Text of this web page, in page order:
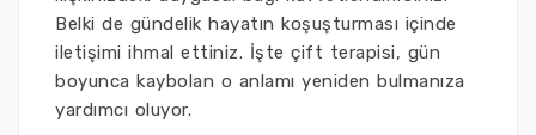
Belki de gündelik hayatın koşuşturması içinde
iletişimi ihmal ettiniz. İşte çift terapisi, gün
boyunca kaybolan o anlamı yeniden bulmanıza
yardımcı oluyor.